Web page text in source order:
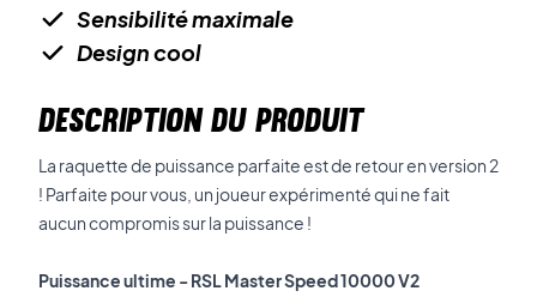
Sensibilité maximale
Design cool
DESCRIPTION DU PRODUIT
La raquette de puissance parfaite est de retour en version 2
! Parfaite pour vous, un joueur expérimenté qui ne fait
aucun compromis sur la puissance !
Puissance ultime - RSL Master Speed 10000 V2